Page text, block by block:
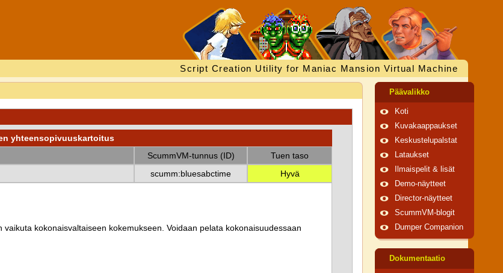
Script Creation Utility for Maniac Mansion Virtual Machine
yhteensopivuuskartoitus
ScummVM-tunnus (ID)
Tuen taso
scumm:bluesabctime Hyvä
kokonaisvaltaiseen kokemukseen. Voidaan pelata kokonaisuudessaan
Päävalikko
Koti
Kuvakaappaukset
Keskustelupalstat
Lataukset
Ilmaispelit & lisät
Demo-näytteet
Director-näytteet
ScummVM-blogit
Dumper Companion
Dokumentaatio